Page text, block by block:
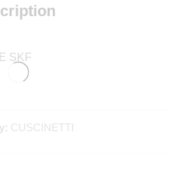
SKF
CUSCINETTI